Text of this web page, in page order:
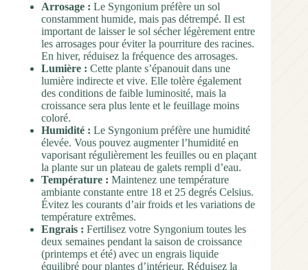
Arrosage : Le Syngonium préfère un sol
constamment humide, mais pas détrempé. Il est
important de laisser le sol sécher légèrement entre
les arrosages pour éviter la pourriture des racines.
En hiver, réduisez la fréquence des arrosages.
Lumière : Cette plante s’épanouit dans une
lumière indirecte et vive. Elle tolère également
des conditions de faible luminosité, mais la
croissance sera plus lente et le feuillage moins
coloré.
Humidité : Le Syngonium préfère une humidité
élevée. Vous pouvez augmenter l’humidité en
vaporisant régulièrement les feuilles ou en plaçant
la plante sur un plateau de galets rempli d’eau.
Température : Maintenez une température
ambiante constante entre 18 et 25 degrés Celsius.
Évitez les courants d’air froids et les variations de
température extrêmes.
Engrais : Fertilisez votre Syngonium toutes les
deux semaines pendant la saison de croissance
(printemps et été) avec un engrais liquide
équilibré pour plantes d’intérieur. Réduisez la